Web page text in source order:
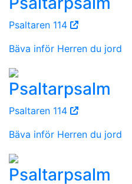
Psaltaren 114
Bäva inför Herren du jord
Psaltarpsalm
Psaltaren 114
Bäva inför Herren du jord
Psaltarpsalm